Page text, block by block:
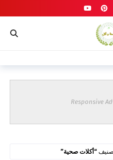
Responsive
أكلات صحية